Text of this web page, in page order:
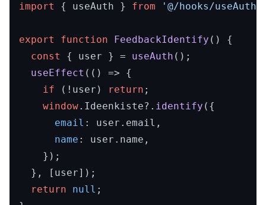
import
{ useAuth } from '@/hooks/useAuth'
export function FeedbackIdentify ( ) {
const
{ user } = useAuth ();
useEffect ( () => {
if (!user) return ;
window. Ideenkiste?. identify ({
email : user. email ,
name : user. name ,
    });
  }, [user]);
return
null ;